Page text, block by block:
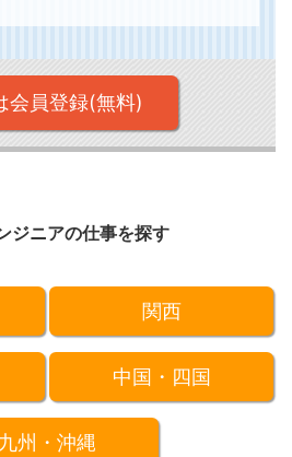
会員登録(無料)
ジニアの仕事を探す
関西
中国・四国
九州・沖縄